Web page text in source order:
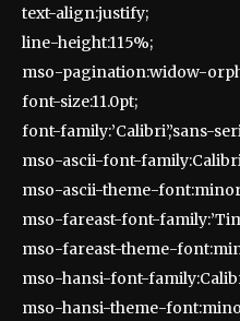
text-align:justify;
line-height:115%;
mso-pagination:widow-
font-size:11.0pt;
font-family:’Calibri’,’sans-
mso-ascii-font-
mso-ascii-theme-
mso-fareast-font-
mso-fareast-theme-
mso-hansi-font-
mso-hansi-theme-